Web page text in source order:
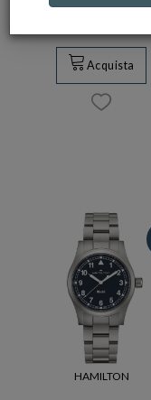
Acquista
HAMILTON